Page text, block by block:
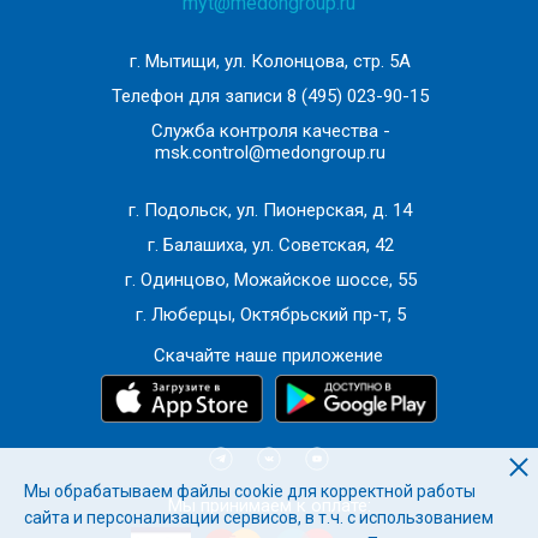
Назначение лабораторных и инструментальных
г. Мытищи, ул. Колонцова, стр. 5А
Телефон для записи 8 (495) 023-90-15
Служба контроля качества -
msk.control@medongroup.ru
г. Подольск, ул. Пионерская, д. 14
г. Балашиха, ул. Советская, 42
г. Одинцово, Можайское шоссе, 55
г. Люберцы, Октябрьский пр-т, 5
Скачайте наше приложение
Мы принимаем к оплате:
Мы обрабатываем файлы cookie для корректной работы
сайта и персонализации сервисов, в т.ч. с использованием